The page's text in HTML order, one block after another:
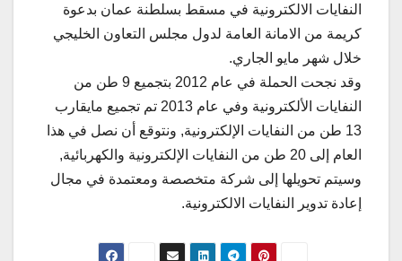
النفايات الالكترونية في مسقط بسلطنة عمان بدعوة
كريمة من الامانة العامة لدول مجلس التعاون الخليجي
خلال شهر مايو الجاري.
وقد نجحت الحملة في عام 2012 بتجميع 9 طن من
النفايات الألكترونية وفي عام 2013 تم تجميع مايقارب
13 طن من النفايات الإلكترونية, ونتوقع أن نصل في هذا
العام إلى 20 طن من النفايات الإلكترونية والكهربائية,
وسيتم تحويلها إلى شركة متخصصة ومعتمدة في مجال
إعادة تدوير النفايات الالكترونية.